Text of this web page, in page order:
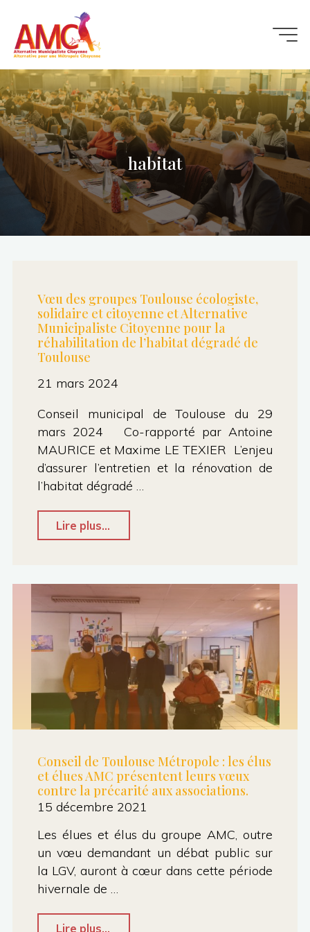
contenu
habitat
Vœu des groupes Toulouse écologiste,
solidaire et citoyenne et Alternative
Municipaliste Citoyenne pour la
réhabilitation de l’habitat dégradé de
Toulouse
21 mars 2024
Conseil municipal de Toulouse du 29
mars 2024 Co-rapporté par Antoine
MAURICE et Maxime LE TEXIER L’enjeu
d’assurer l’entretien et la rénovation de
l’habitat dégradé …
Lire plus...
écologiste,
solidaire
et
citoyenne
et
Alternative
Citoyenne
pour
la
réhabilitation
de
l’habitat
Conseil de Toulouse Métropole : les élus
et élues AMC présentent leurs vœux
contre la précarité aux associations.
15 décembre 2021
Les élues et élus du groupe AMC, outre
un vœu demandant un débat public sur
la LGV, auront à cœur dans cette période
hivernale de …
Lire plus...